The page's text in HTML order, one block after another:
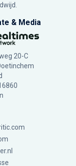
& Media
20-C